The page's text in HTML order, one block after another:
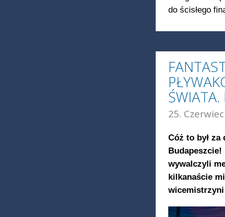
do ścisłego
25.
Cóż to był
wywalczyli
kilkanaście